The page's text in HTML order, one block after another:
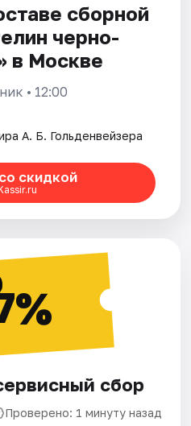
сборной
черно-
в Москве
• 12:00
А. Б. Гольденвейзера
скидкой
сбор
Проверено: 1 минуту назад